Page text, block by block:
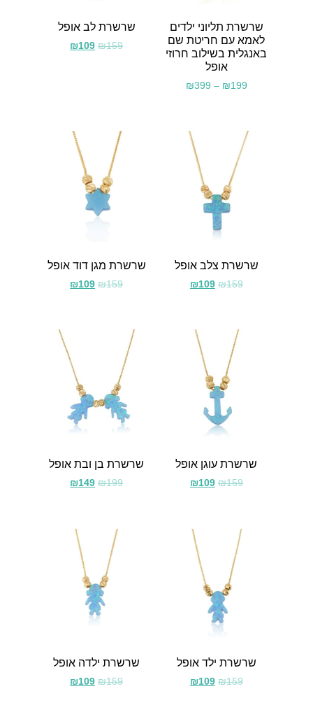
שרשרת תליוני ילדים
לאמא עם חריטת שם
באנגלית בשילוב חרוזי
אופל
₪199
–
₪399
שרשרת לב אופל
₪159
₪109
שרשרת צלב אופל
₪159
₪109
שרשרת מגן דוד אופל
₪159
₪109
שרשרת עוגן אופל
₪159
₪109
שרשרת בן ובת אופל
₪199
₪149
שרשרת ילד אופל
₪159
₪109
שרשרת ילדה אופל
₪159
₪109